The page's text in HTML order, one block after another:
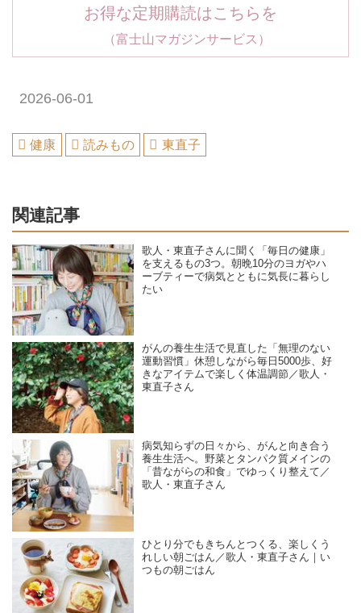
お得な定期購読はこちらを
（富士山マガジンサービス）
2026-06-01
健康 読みもの 東直子
関連記事
歌人・東直子さんに聞く「毎日の健康」
を支えるもの3つ。朝晩10分のヨガやハ
ーブティーで病気とともに気長に暮らし
たい
がんの養生生活で見直した「無理のない
運動習慣」休憩しながら毎日5000歩、好
きなアイテムで楽しく体温調節／歌人・
東直子さん
病気知らずの日々から、がんと向き合う
養生生活へ。野菜とタンパク質メインの
「昔ながらの和食」でゆっくり整えて／
歌人・東直子さん
ひとり分でもきちんとつくる、楽しくう
れしい朝ごはん／歌人・東直子さん｜い
つもの朝ごはん